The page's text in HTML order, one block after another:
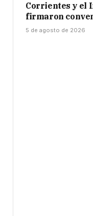
Corrientes y el
firmaron
5 de agosto de 2026